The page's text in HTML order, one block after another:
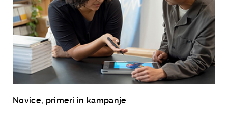
Novice, primeri in kampanje